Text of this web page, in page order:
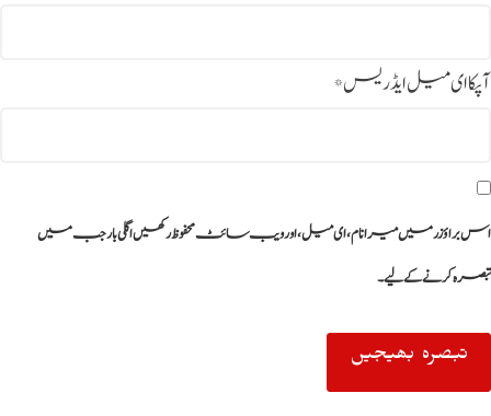
آپکا ای میل ایڈریس*
اس براؤزر میں میرا نام، ای میل، اور ویب سائٹ محفوظ رکھیں اگلی بار جب میں
تبصرہ کرنے کےلیے۔